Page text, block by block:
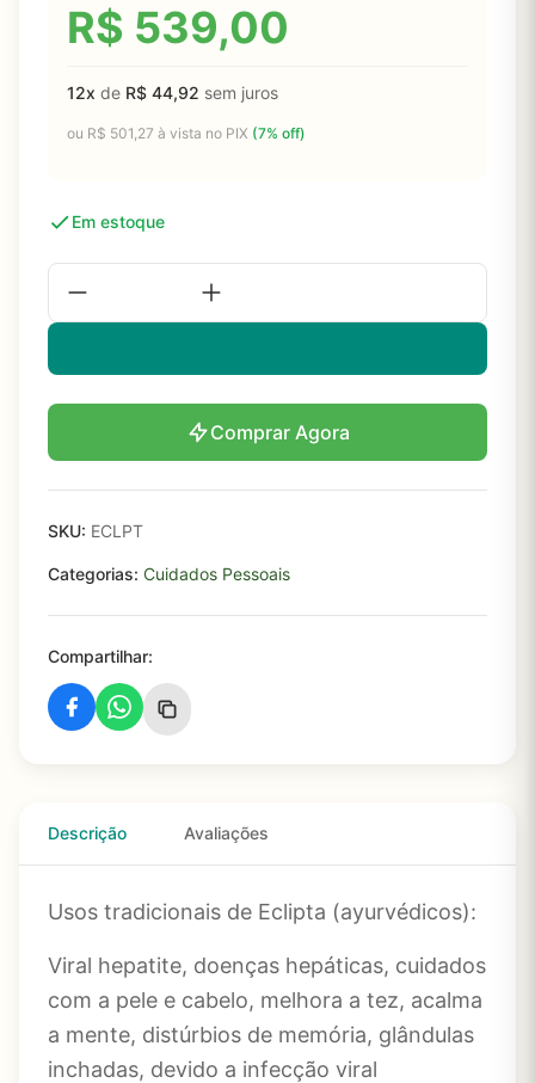
R$ 539,00
12x de R$ 44,92 sem juros
ou R$ 501,27 à vista no PIX (7% off)
Em estoque
Comprar Agora
SKU: ECLPT
Categorias: Cuidados Pessoais
Compartilhar:
Descrição Avaliações
Usos tradicionais de Eclipta (ayurvédicos):
Viral hepatite, doenças hepáticas, cuidados
com a pele e cabelo, melhora a tez, acalma
a mente, distúrbios de memória, glândulas
inchadas, devido a infecção viral